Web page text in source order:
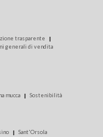
trasparente
generali di vendita
mucca Sostenibilità
Sant'Orsola